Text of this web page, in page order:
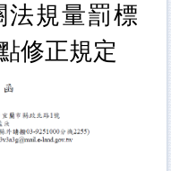
法規量罰標
修正規定